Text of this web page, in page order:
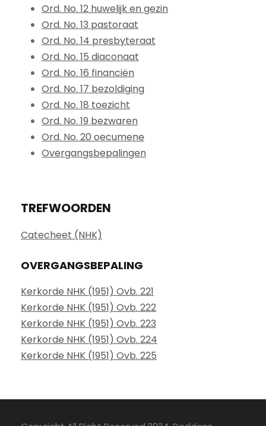
Ord. No. 12 huwelijk en gezin
Ord. No. 13 pastoraat
Ord. No. 14 presbyteraat
Ord. No. 15 diaconaat
Ord. No. 16 financiën
Ord. No. 17 bezoldiging
Ord. No. 18 toezicht
Ord. No. 19 bezwaren
Ord. No. 20 oecumene
Overgangsbepalingen
TREFWOORDEN
Catecheet (NHK)
OVERGANGSBEPALING
Kerkorde NHK (1951) Ovb. 221
Kerkorde NHK (1951) Ovb. 222
Kerkorde NHK (1951) Ovb. 223
Kerkorde NHK (1951) Ovb. 224
Kerkorde NHK (1951) Ovb. 225